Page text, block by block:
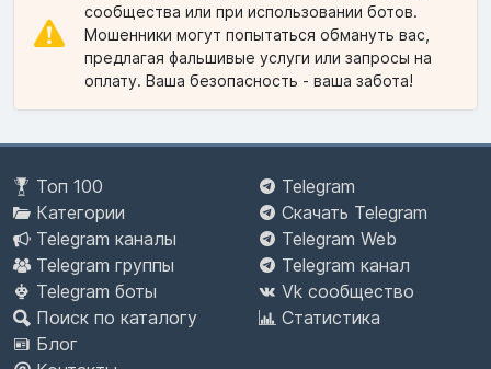
сообщества или при использовании ботов.
Мошенники могут попытаться обмануть вас,
предлагая фальшивые услуги или запросы на
оплату. Ваша безопасность - ваша забота!
Топ 100
Категории
Telegram каналы
Telegram группы
Telegram боты
Поиск по каталогу
Блог
Telegram
Скачать Telegram
Telegram Web
Telegram канал
Vk сообщество
Статистика